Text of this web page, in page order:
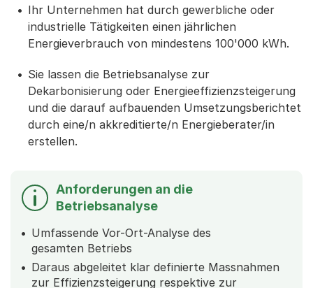
Ihr Unternehmen hat durch gewerbliche oder
industrielle Tätigkeiten einen jährlichen
Energieverbrauch von mindestens 100'000 kWh.
Sie lassen die Betriebsanalyse zur
Dekarbonisierung oder Energieeffizienzsteigerung
und die darauf aufbauenden Umsetzungsberichtet
durch eine/n akkreditierte/n Energieberater/in
erstellen.
Anforderungen an die
Betriebsanalyse
Umfassende Vor-Ort-Analyse des
gesamten Betriebs
Daraus abgeleitet klar definierte Massnahmen
zur Effizienzsteigerung respektive zur